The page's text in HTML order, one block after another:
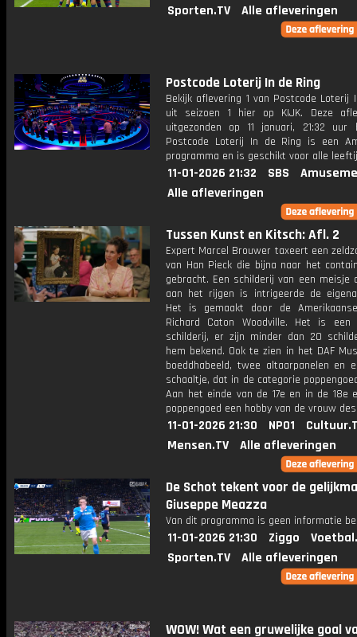
Sporten.TV
Alle afleveringen
Postcode Loterij In de Ring
Bekijk aflevering 1 van Postcode Loterij
uit seizoen 1 hier op KIJK. Deze
uitgezonden op 11 januari, 21:32 uur
Postcode Loterij In de Ring is een
programma en is geschikt voor alle
11-01-2026 21:32 SBS
Alle afleveringen
Tussen Kunst en Kitsch: Afl. 2
Expert Marcel Brouwer taxeert een
van Han Pieck die bijna naar het
gebracht. Een schilderij van een meisje
aan het rijgen is intrigeerde de
Het is gemaakt door de
Richard Caton Woodville. Het is een
schilderij, er zijn minder dan 20
hem bekend. Ook te zien in het DAF
boeddhabeeld, twee altaarpanelen en
schaaltje, dat in de categorie
Aan het einde van de 17e en in de 18e
poppengoed een hobby van de vrouw
11-01-2026 21:30 NPO1
Mensen.TV
Alle afleveringen
De Schot tekent voor de
Giuseppe Meazza
Van dit programma is geen informatie
11-01-2026 21:30 Ziggo
Sporten.TV
Alle afleveringen
WOW! Wat een gruwelijke goal